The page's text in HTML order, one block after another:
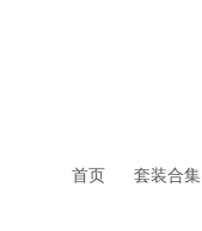
首页 套装合集